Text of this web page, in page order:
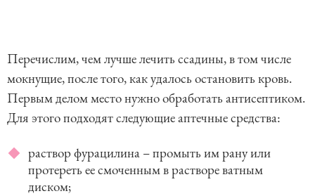
Перечислим, чем лучше лечить ссадины, в том числе
мокнущие, после того, как удалось остановить кровь.
Первым делом место нужно обработать антисептиком.
Для этого подходят следующие аптечные средства:
раствор фурацилина – промыть им рану или
протереть ее смоченным в растворе ватным
диском;